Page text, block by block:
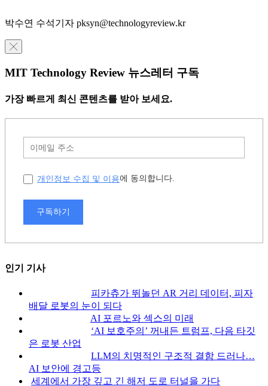
박수연 수석기자 pksyn@technologyreview.kr
╳
MIT Technology Review 뉴스레터 구독
가장 빠르게 최신 콘텐츠를 받아 보세요.
개인정보 수집 및 이용에 동의합니다.
구독하기
인기 기사
피카츄가 뛰놀던 AR 거리 데이터, 피자
배달 로봇의 눈이 되다
AI 포르노와 섹스의 미래
‘AI 보호주의’ 꺼내든 트럼프, 다음 타깃
은 로봇 산업
LLM의 치명적인 구조적 결함 드러나…
AI 보안에 경고등
세계에서 가장 깊고 긴 해저 도로 터널을 가다